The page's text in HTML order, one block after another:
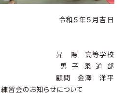
令和５年５月吉日
昇 陽 高等学校
男 子 柔 道 部
顧問 金澤 洋平
習会のお知らせについて